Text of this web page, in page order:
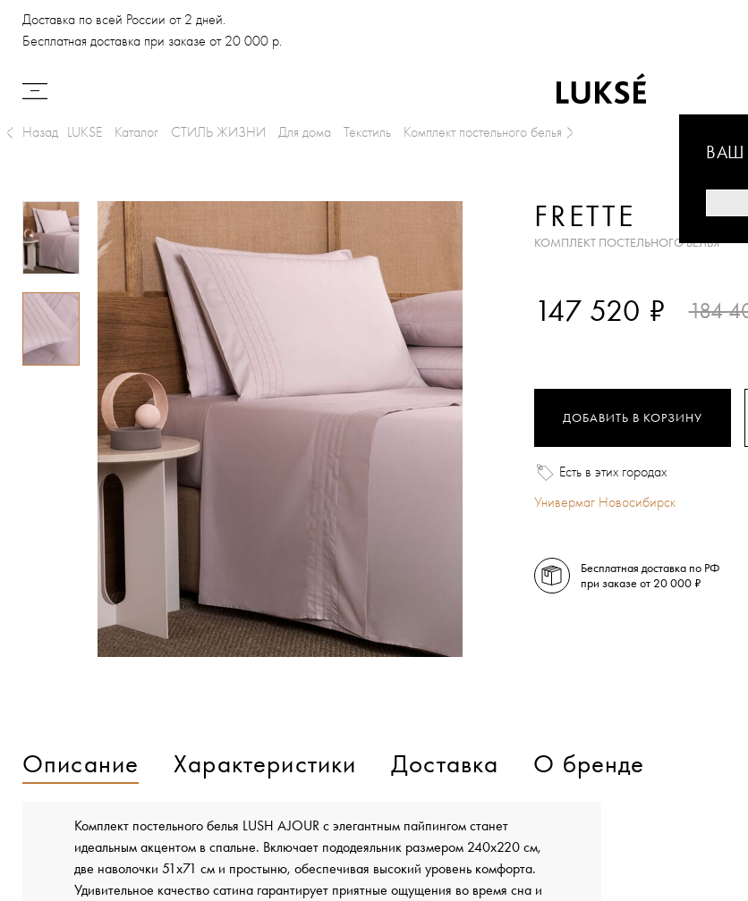
Доставка по всей России от 2 дней.
Бесплатная доставка при заказе от 20 000 р.
ВАШ
Назад LUKSE Каталог СТИЛЬ ЖИЗНИ Для дома Текстиль Комплект постельного белья
FRETTE
КОМПЛЕКТ ПОСТЕЛЬНОГО БЕЛЬЯ
147 520 ₽ 184
ДОБАВИТЬ В КОРЗИНУ
Есть в этих городах
Универмаг Новосибирск
Бесплатная доставка по РФ
при заказе от 20 000 ₽
Описание Характеристики Доставка О бренде
Комплект постельного белья LUSH AJOUR с элегантным пайпингом станет
идеальным акцентом в спальне. Включает пододеяльник размером 240х220 см,
две наволочки 51х71 см и простыню, обеспечивая высокий уровень комфорта.
Удивительное качество сатина гарантирует приятные ощущения во время сна и